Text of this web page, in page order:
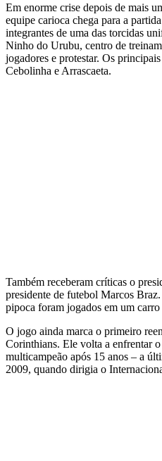
Em enorme crise depois de mais
equipe carioca chega para a
integrantes de uma das torcidas
Ninho do Urubu, centro de
jogadores e protestar. Os
Cebolinha e Arrascaeta.
Também receberam críticas o
presidente de futebol Marcos
pipoca foram jogados em um
O jogo ainda marca o primeiro
Corinthians. Ele volta a enfrentar
multicampeão após 15 anos – a
2009, quando dirigia o